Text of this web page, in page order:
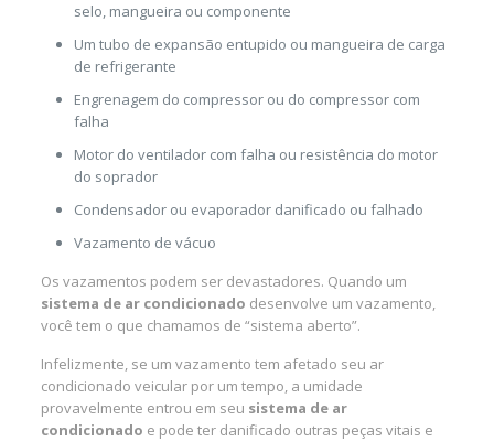
selo, mangueira ou componente
Um tubo de expansão entupido ou mangueira de carga
de refrigerante
Engrenagem do compressor ou do compressor com
falha
Motor do ventilador com falha ou resistência do motor
do soprador
Condensador ou evaporador danificado ou falhado
Vazamento de vácuo
Os vazamentos podem ser devastadores. Quando um
sistema de ar condicionado desenvolve um vazamento,
você tem o que chamamos de “sistema aberto”.
Infelizmente, se um vazamento tem afetado seu ar
condicionado veicular por um tempo, a umidade
provavelmente entrou em seu sistema de ar
condicionado e pode ter danificado outras peças vitais e